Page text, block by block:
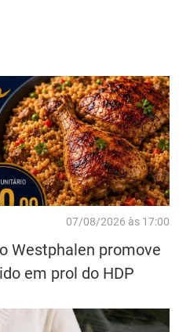
07/08/2026 às 17:00
Westphalen promove
em prol do HDP